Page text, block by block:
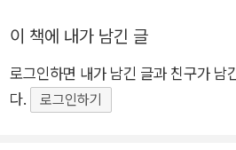
기를 바란 만큼 무척 공을 들였다. 3년
견』에 대해 신형철 평론가는 “이문구
추어 더 환해진 불빛이 두근거리고 있”
은 “그가 말하는 사랑에는 도취가 없
이 책에 내가 남긴 글
로그인하면 내가 남긴 글과 친구가 남
다.
로그인하기